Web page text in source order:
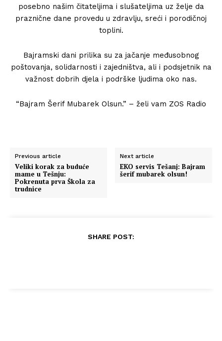
posebno našim čitateljima i slušateljima uz želje da
praznične dane provedu u zdravlju, sreći i porodičnoj
toplini.
Bajramski dani prilika su za jačanje međusobnog
poštovanja, solidarnosti i zajedništva, ali i podsjetnik na
važnost dobrih djela i podrške ljudima oko nas.
“Bajram Šerif Mubarek Olsun.” – želi vam ZOS Radio
Previous article
Veliki korak za buduće
mame u Tešnju:
Pokrenuta prva Škola za
trudnice
Next article
EKO servis Tešanj: Bajram
šerif mubarek olsun!
SHARE POST: